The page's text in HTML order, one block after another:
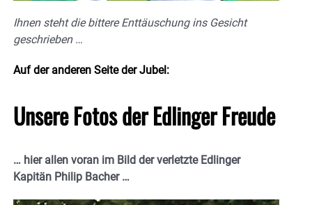
Ihnen steht die bittere Enttäuschung ins Gesicht
geschrieben …
Auf der anderen Seite der Jubel:
Unsere Fotos der Edlinger Freude
… hier allen voran im Bild der verletzte Edlinger
Kapitän Philip Bacher …